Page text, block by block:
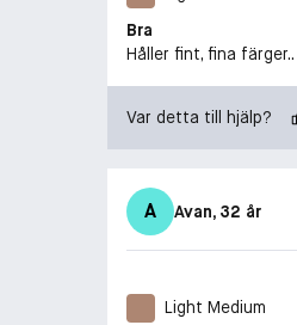
Bra
Håller fint, fina färger..
Var detta till hjälp?
A Avan, 32 år
Light Medium